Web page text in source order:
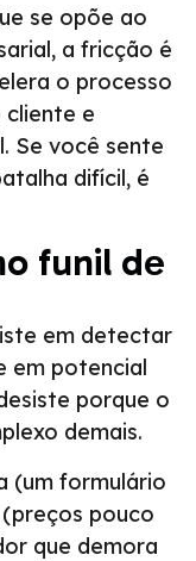
se opõe ao
a fricção é
o processo
cliente e
Se você sente
difícil, é
funil de
em detectar
em potencial
porque o
demais.
(um formulário
pouco
que demora